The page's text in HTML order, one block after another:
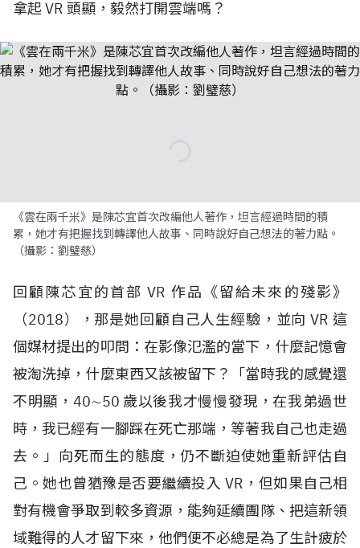
拿起 VR 頭顯，毅然打開雲端嗎？
《雲在兩千米》是陳芯宜首次改編他人著作，坦言經過時間的積
累，她才有把握找到轉譯他人故事、同時說好自己想法的著力點。
（攝影：劉璧慈）
回顧陳芯宜的首部VR 作品《留給未來的殘影》
（2018），那是她回顧自己人生經驗，並向VR 這
個媒材提出的叩問：在影像氾濫的當下，什麼記憶會
被淘洗掉，什麼東西又該被留下？「當時我的感覺還
不明顯， 40∼50 歲以後我才慢慢發現，在我弟過世
時，我已經有一腳踩在死亡那端，等著我自己也走過
去。」向死而生的態度，仍不斷迫使她重新評估自
己。她也曾猶豫是否要繼續投入 VR ，但如果自己相
對有機會爭取到較多資源，能夠延續團隊、把這新領
域難得的人才留下來，他們便不必總是為了生計疲於